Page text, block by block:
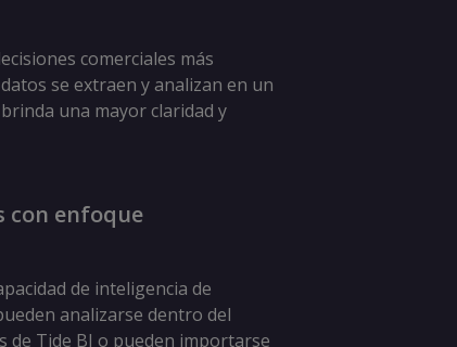
comerciales más
se extraen y analizan en un
una mayor claridad y
con enfoque
de inteligencia de
analizarse dentro del
de Tide BI o pueden importarse